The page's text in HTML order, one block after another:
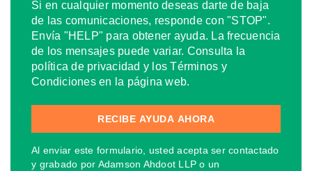
Si en cualquier momento deseas darte de baja
de las comunicaciones, responde con "STOP".
Envía "HELP" para obtener ayuda. La frecuencia
de los mensajes puede variar. Consulta la
política de privacidad y los Términos y
Condiciones en la página web.
Al enviar este formulario, usted acepta ser contactado
y grabado por Adamson Ahdoot LLP o un